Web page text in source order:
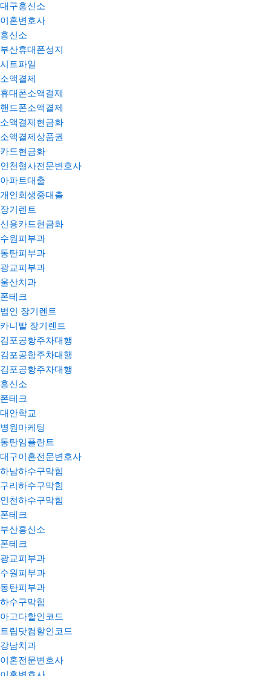
대구흥신소
이혼변호사
흥신소
부산휴대폰성지
시트파일
소액결제
휴대폰소액결제
핸드폰소액결제
소액결제현금화
소액결제상품권
카드현금화
인천형사전문변호사
아파트대출
개인회생중대출
장기렌트
신용카드현금화
수원피부과
동탄피부과
광교피부과
울산치과
폰테크
법인 장기렌트
카니발 장기렌트
김포공항주차대행
김포공항주차대행
김포공항주차대행
흥신소
폰테크
대안학교
병원마케팅
동탄임플란트
대구이혼전문변호사
하남하수구막힘
구리하수구막힘
인천하수구막힘
폰테크
부산흥신소
폰테크
광교피부과
수원피부과
동탄피부과
하수구막힘
아고다할인코드
트립닷컴할인코드
강남치과
이혼전문변호사